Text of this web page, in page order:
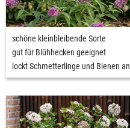
schöne kleinbleibende Sorte
gut für Blühhecken geeignet
lockt Schmetterlinge und Bienen an